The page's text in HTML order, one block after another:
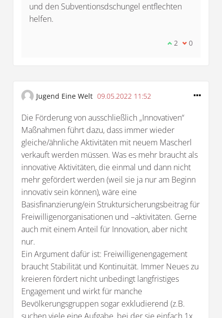
und den Subventionsdschungel entflechten
helfen.
Ich stimme
2 Ich bin mit
0
Jugend Eine Welt 09.05.2022 11:52
Die Förderung von ausschließlich „Innovativen“
Maßnahmen führt dazu, dass immer wieder
gleiche/ähnliche Aktivitäten mit neuem Mascherl
verkauft werden müssen. Was es mehr braucht als
innovative Aktivitäten, die einmal und dann nicht
mehr gefördert werden (weil sie ja nur am Beginn
innovativ sein können), wäre eine
Basisfinanzierung/ein Struktursicherungsbeitrag für
Freiwilligenorganisationen und –aktivitäten. Gerne
auch mit einem Anteil für Innovation, aber nicht
nur.
Ein Argument dafür ist: Freiwilligenengagement
braucht Stabilität und Kontinuität. Immer Neues zu
kreieren fördert nicht unbedingt langfristiges
Engagement und wirkt für manche
Bevölkerungsgruppen sogar exkludierend (z.B.